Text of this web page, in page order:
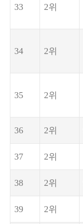
33 2위
34 2위
35 2위
36 2위
37 2위
38 2위
39 2위